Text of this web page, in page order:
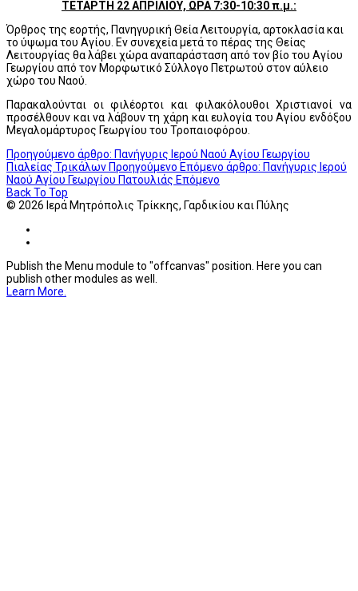
ΤΕΤΑΡΤΗ 22 ΑΠΡΙΛΙΟΥ, ΩΡΑ 7:30-10:30 π.μ.:
Όρθρος της εορτής, Πανηγυρική Θεία Λειτουργία, αρτοκλασία και
το ύψωμα του Αγίου. Εν συνεχεία μετά το πέρας της Θείας
Λειτουργίας θα λάβει χώρα αναπαράσταση από τον βίο του Αγίου
Γεωργίου από τον Μορφωτικό Σύλλογο Πετρωτού στον αύλειο
χώρο του Ναού.
Παρακαλούνται οι φιλέορτοι και φιλακόλουθοι Χριστιανοί να
προσέλθουν και να λάβουν τη χάρη και ευλογία του Αγίου ενδόξου
Μεγαλομάρτυρος Γεωργίου του Τροπαιοφόρου.
Προηγούμενο άρθρο: Πανήγυρις Ιερού Ναού Αγίου Γεωργίου
Πιαλείας ΤρικάλωνΠροηγούμενο Επόμενο άρθρο: Πανήγυρις Ιερού
Ναού Αγίου Γεωργίου Πατουλιάς Επόμενο
Back To Top
© 2026 Ιερά Μητρόπολις Τρίκκης, Γαρδικίου και Πύλης
Publish the Menu module to "offcanvas" position. Here you can
publish other modules as well.
Learn More.